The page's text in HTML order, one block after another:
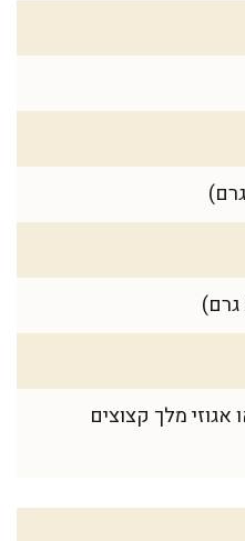
מלך קצוצים